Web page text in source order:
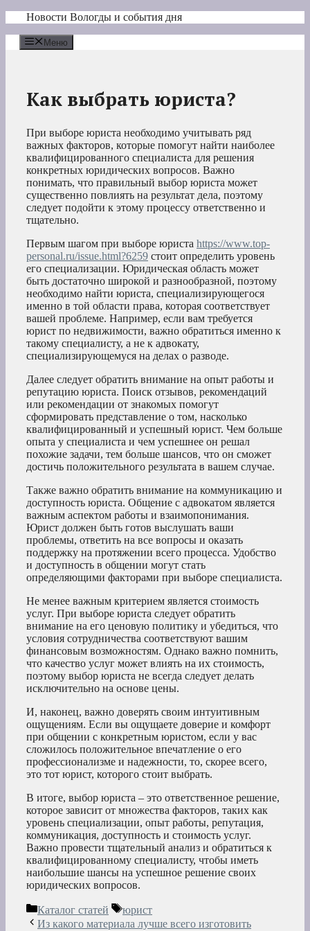
Перейти
содержимому
Новости Вологды и события дня
Меню
Как выбрать юриста?
При выборе юриста необходимо учитывать ряд
важных факторов, которые помогут найти наиболее
квалифицированного специалиста для решения
конкретных юридических вопросов. Важно
понимать, что правильный выбор юриста может
существенно повлиять на результат дела, поэтому
следует подойти к этому процессу ответственно и
тщательно.
Первым шагом при выборе юриста https://www.top-
personal.ru/issue.html?6259 стоит определить уровень
его специализации. Юридическая область может
быть достаточно широкой и разнообразной, поэтому
необходимо найти юриста, специализирующегося
именно в той области права, которая соответствует
вашей проблеме. Например, если вам требуется
юрист по недвижимости, важно обратиться именно к
такому специалисту, а не к адвокату,
специализирующемуся на делах о разводе.
Далее следует обратить внимание на опыт работы и
репутацию юриста. Поиск отзывов, рекомендаций
или рекомендации от знакомых помогут
сформировать представление о том, насколько
квалифицированный и успешный юрист. Чем больше
опыта у специалиста и чем успешнее он решал
похожие задачи, тем больше шансов, что он сможет
достичь положительного результата в вашем случае.
Также важно обратить внимание на коммуникацию и
доступность юриста. Общение с адвокатом является
важным аспектом работы и взаимопонимания.
Юрист должен быть готов выслушать ваши
проблемы, ответить на все вопросы и оказать
поддержку на протяжении всего процесса. Удобство
и доступность в общении могут стать
определяющими факторами при выборе специалиста.
Не менее важным критерием является стоимость
услуг. При выборе юриста следует обратить
внимание на его ценовую политику и убедиться, что
условия сотрудничества соответствуют вашим
финансовым возможностям. Однако важно помнить,
что качество услуг может влиять на их стоимость,
поэтому выбор юриста не всегда следует делать
исключительно на основе цены.
И, наконец, важно доверять своим интуитивным
ощущениям. Если вы ощущаете доверие и комфорт
при общении с конкретным юристом, если у вас
сложилось положительное впечатление о его
профессионализме и надежности, то, скорее всего,
это тот юрист, которого стоит выбрать.
В итоге, выбор юриста – это ответственное решение,
которое зависит от множества факторов, таких как
уровень специализации, опыт работы, репутация,
коммуникация, доступность и стоимость услуг.
Важно провести тщательный анализ и обратиться к
квалифицированному специалисту, чтобы иметь
наибольшие шансы на успешное решение своих
юридических вопросов.
Рубрики
Каталог статей Метки
юрист
Из какого материала лучше всего изготовить